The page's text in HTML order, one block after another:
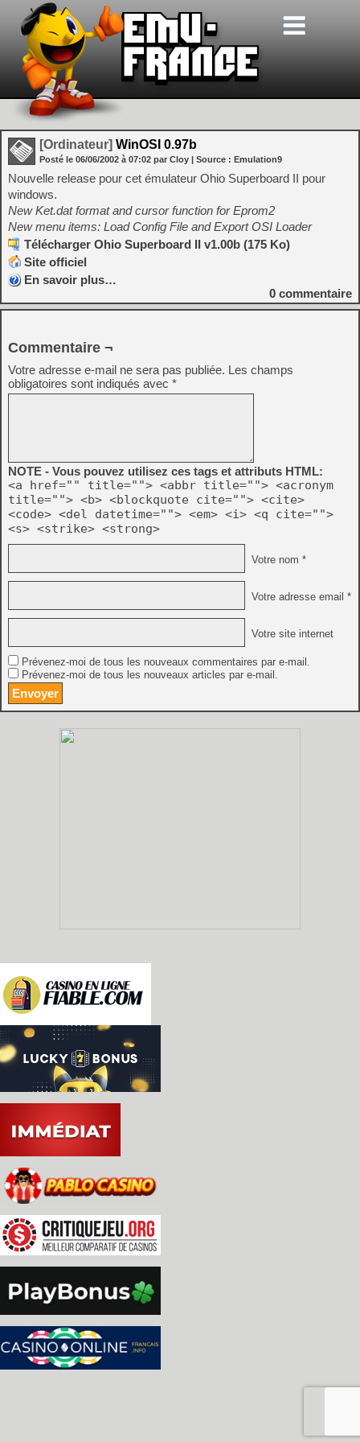
[Ordinateur] WinOSI 0.97b
Posté le 06/06/2002 à 07:02 par Cloy | Source : Emulation9
Nouvelle release pour cet émulateur Ohio Superboard II pour
windows.
New Ket.dat format and cursor function for Eprom2
New menu items: Load Config File and Export OSI Loader
Télécharger Ohio Superboard II v1.00b (175 Ko)
Site officiel
En savoir plus…
0 commentaire
Commentaire ¬
Votre adresse e-mail ne sera pas publiée. Les champs
obligatoires sont indiqués avec *
NOTE - Vous pouvez utilisez ces tags et attributs HTML:
<a href="" title=""> <abbr title=""> <acronym
title=""> <b> <blockquote cite=""> <cite>
<code> <del datetime=""> <em> <i> <q cite="">
<s> <strike> <strong>
Votre nom *
Votre adresse email *
Votre site internet
Prévenez-moi de tous les nouveaux commentaires par e-mail.
Prévenez-moi de tous les nouveaux articles par e-mail.